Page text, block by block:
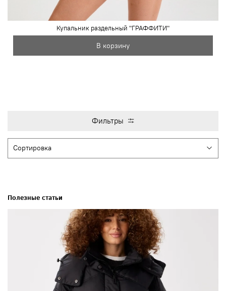
Купальник раздельный "ГРАФФИТИ"
В корзину
Фильтры
Полезные статьи